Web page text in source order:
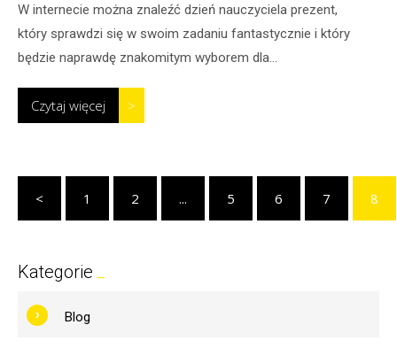
W internecie można znaleźć dzień nauczyciela prezent,
który sprawdzi się w swoim zadaniu fantastycznie i który
będzie naprawdę znakomitym wyborem dla...
Czytaj więcej >
< 1 2 ... 5 6 7 8
Kategorie
Blog